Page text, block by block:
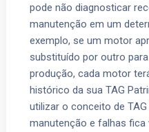
pode não diagnosticar
manutenção em um
exemplo, se um motor
substituído por outro
produção, cada motor
histórico da sua TAG
utilizar o conceito de
manutenção e falhas fica